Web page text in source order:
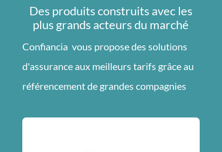
Des produits construits avec les
plus grands acteurs du marché
Confiancia vous propose des solutions
d'assurance aux meilleurs tarifs grâce au
référencement de grandes compagnies